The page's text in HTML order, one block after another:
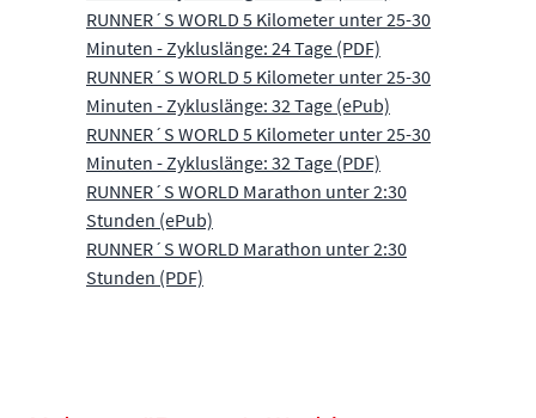
RUNNER´S WORLD 5 Kilometer unter 25-30
Minuten - Zykluslänge: 24 Tage (PDF)
RUNNER´S WORLD 5 Kilometer unter 25-30
Minuten - Zykluslänge: 32 Tage (ePub)
RUNNER´S WORLD 5 Kilometer unter 25-30
Minuten - Zykluslänge: 32 Tage (PDF)
RUNNER´S WORLD Marathon unter 2:30
Stunden (ePub)
RUNNER´S WORLD Marathon unter 2:30
Stunden (PDF)